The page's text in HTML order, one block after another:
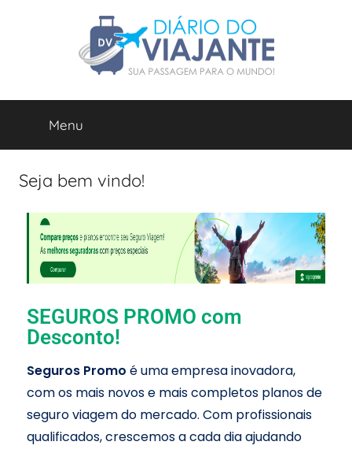
Diário
do
Viajante
Viagens
e
Menu
Seja bem vindo!
SEGUROS PROMO com
Desconto!
Seguros Promo é uma empresa inovadora,
com os mais novos e mais completos planos de
seguro viagem do mercado. Com profissionais
qualificados, crescemos a cada dia ajudando